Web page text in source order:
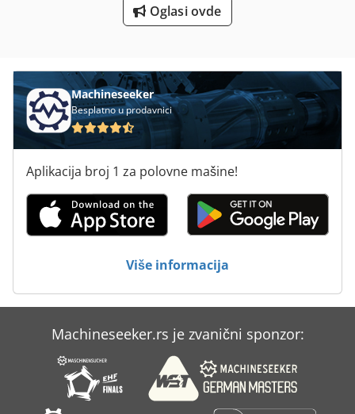
Utovarivač Sa Bager Oglasi ovde
Machineseeker
Besplatno u prodavnici
Aplikacija broj 1 za polovne mašine!
Više informacija
Machineseeker.rs je zvanični sponzor: